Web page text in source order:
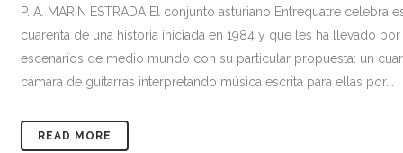
P. A. MARÍN ESTRADA El conjunto asturiano Entrequatre celebra
cuarenta de una historia iniciada en 1984 y que les ha llevado
escenarios de medio mundo con su particular propuesta: un
cámara de guitarras interpretando música escrita para ellas por...
READ MORE